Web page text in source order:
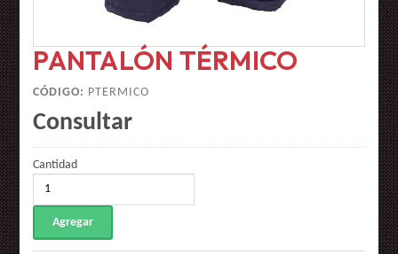
PANTALÓN TÉRMICO
CÓDIGO: PTERMICO
Consultar
Cantidad